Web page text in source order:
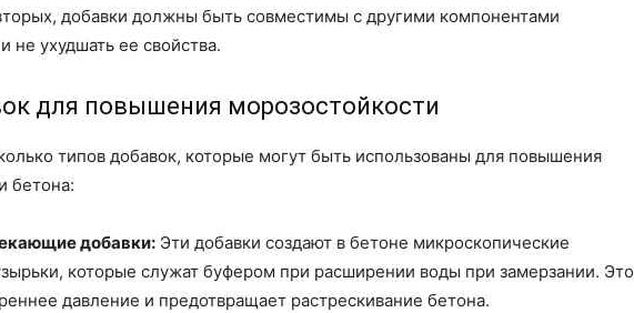
добавки должны быть совместимы с другими компонентами
не ухудшать ее свойства.
для повышения морозостойкости
типов добавок, которые могут быть использованы для повышения
бетона:
добавки: Эти добавки создают в бетоне микроскопические
которые служат буфером при расширении воды при замерзании. Это
давление и предотвращает растрескивание бетона.